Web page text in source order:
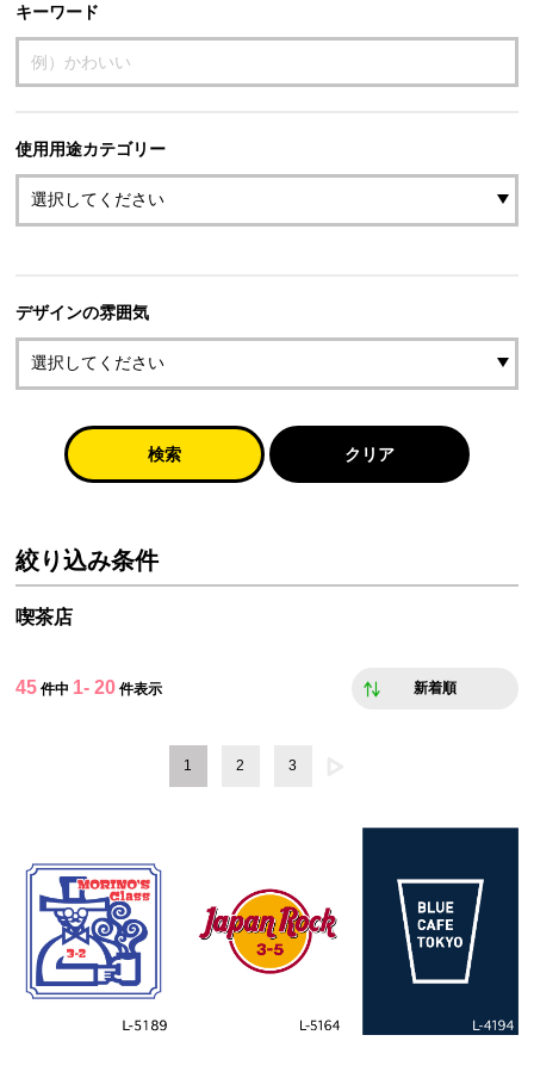
キーワード
使用用途カテゴリー
デザインの雰囲気
検索 クリア
絞り込み条件
喫茶店
45 件中 1- 20 件表示 新着順
1 2 3